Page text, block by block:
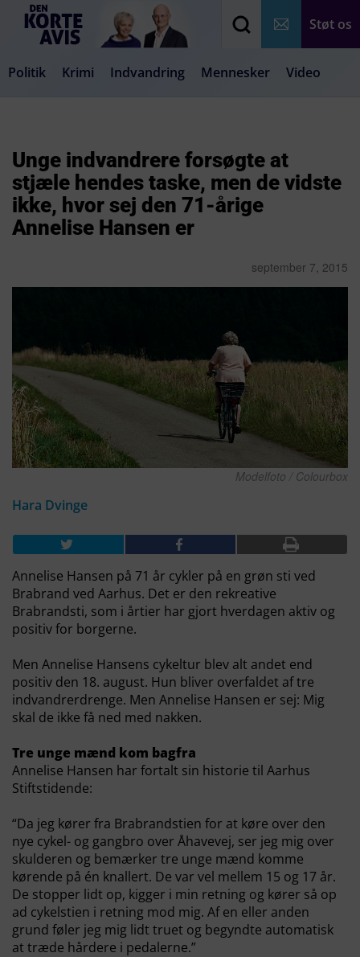
Støt os
Politik Krimi Indvandring Mennesker Video
Unge indvandrere forsøgte at
stjæle hendes taske, men de vidste
ikke, hvor sej den 71-årige
Annelise Hansen er
september 7, 2015
Modelfoto / Colourbox
Hara Dvinge
Annelise Hansen på 71 år cykler på en grøn sti ved
Brabrand ved Aarhus. Det er den rekreative
Brabrandsti, som i årtier har gjort hverdagen aktiv og
positiv for borgerne.
Men Annelise Hansens cykeltur blev alt andet end
positiv den 18. august. Hun bliver overfaldet af tre
indvandrerdrenge. Men Annelise Hansen er sej: Mig
skal de ikke få ned med nakken.
Tre unge mænd kom bagfra
Annelise Hansen har fortalt sin historie til Aarhus
Stiftstidende:
“Da jeg kører fra Brabrandstien for at køre over den
nye cykel- og gangbro over Åhavevej, ser jeg mig over
skulderen og bemærker tre unge mænd komme
kørende på én knallert. De var vel mellem 15 og 17 år.
De stopper lidt op, kigger i min retning og kører så op
ad cykelstien i retning mod mig. Af en eller anden
grund føler jeg mig lidt truet og begyndte automatisk
at træde hårdere i pedalerne.”